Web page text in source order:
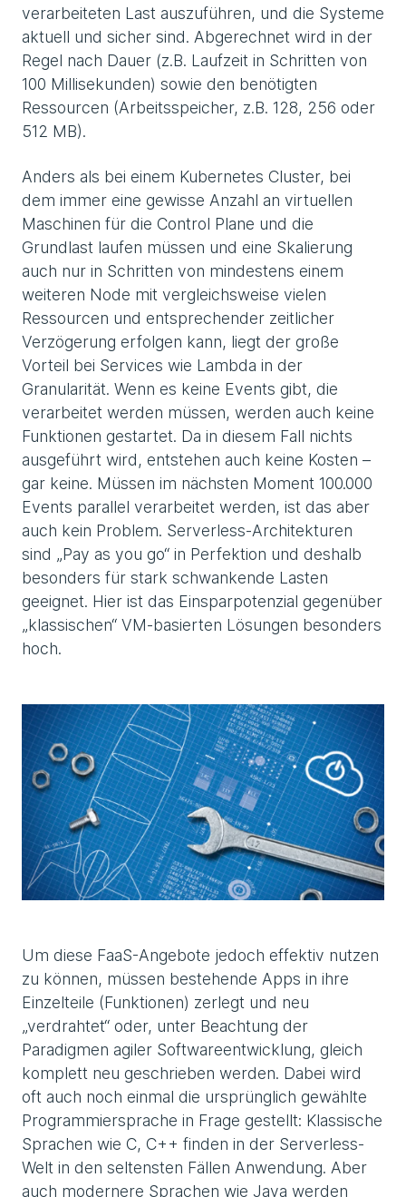
verarbeiteten Last auszuführen, und die Systeme
aktuell und sicher sind. Abgerechnet wird in der
Regel nach Dauer (z.B. Laufzeit in Schritten von
100 Millisekunden) sowie den benötigten
Ressourcen (Arbeitsspeicher, z.B. 128, 256 oder
512 MB).
Anders als bei einem Kubernetes Cluster, bei
dem immer eine gewisse Anzahl an virtuellen
Maschinen für die Control Plane und die
Grundlast laufen müssen und eine Skalierung
auch nur in Schritten von mindestens einem
weiteren Node mit vergleichsweise vielen
Ressourcen und entsprechender zeitlicher
Verzögerung erfolgen kann, liegt der große
Vorteil bei Services wie Lambda in der
Granularität. Wenn es keine Events gibt, die
verarbeitet werden müssen, werden auch keine
Funktionen gestartet. Da in diesem Fall nichts
ausgeführt wird, entstehen auch keine Kosten –
gar keine. Müssen im nächsten Moment 100.000
Events parallel verarbeitet werden, ist das aber
auch kein Problem. Serverless-Architekturen
sind „Pay as you go“ in Perfektion und deshalb
besonders für stark schwankende Lasten
geeignet. Hier ist das Einsparpotenzial gegenüber
„klassischen“ VM-basierten Lösungen besonders
hoch.
Um diese FaaS-Angebote jedoch effektiv nutzen
zu können, müssen bestehende Apps in ihre
Einzelteile (Funktionen) zerlegt und neu
„verdrahtet“ oder, unter Beachtung der
Paradigmen agiler Softwareentwicklung, gleich
komplett neu geschrieben werden. Dabei wird
oft auch noch einmal die ursprünglich gewählte
Programmiersprache in Frage gestellt: Klassische
Sprachen wie C, C++ finden in der Serverless-
Welt in den seltensten Fällen Anwendung. Aber
auch modernere Sprachen wie Java werden